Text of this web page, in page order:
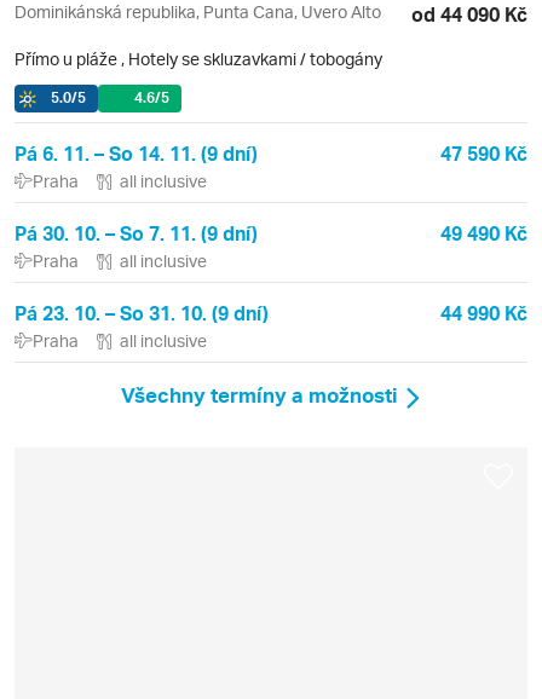
Dominikánská republika, Punta Cana, Uvero Alto od 44 090 Kč
Přímo u pláže , Hotely se skluzavkami / tobogány
5.0/5 4.6/5
Pá 6. 11. – So 14. 11. (9 dní) 47 590 Kč
Praha all inclusive
Pá 30. 10. – So 7. 11. (9 dní) 49 490 Kč
Praha all inclusive
Pá 23. 10. – So 31. 10. (9 dní) 44 990 Kč
Praha all inclusive
Všechny termíny a možnosti